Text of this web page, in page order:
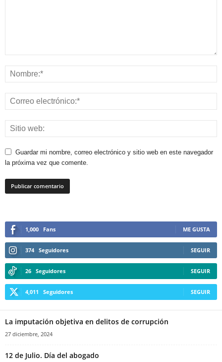
Guardar mi nombre, correo electrónico y sitio web en este navegador
la próxima vez que comente.
1,000 Fans ME GUSTA
374 Seguidores SEGUIR
26 Seguidores SEGUIR
4,011 Seguidores SEGUIR
La imputación objetiva en delitos de corrupción
27 diciembre, 2024
12 de Julio. Día del abogado